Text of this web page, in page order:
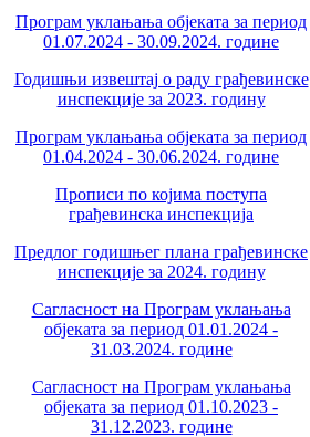
Програм уклањања објеката за период
01.07.2024 - 30.09.2024. године
Годишњи извештај о раду грађевинске
инспекције за 2023. годину
Програм уклањања објеката за период
01.04.2024 - 30.06.2024. године
Прописи по којима поступа
грађевинска инспекција
Предлог годишњег плана грађевинске
инспекције за 2024. годину
Сагласност на Програм уклањања
објеката за период 01.01.2024 -
31.03.2024. године
Сагласност на Програм уклањања
објеката за период 01.10.2023 -
31.12.2023. године